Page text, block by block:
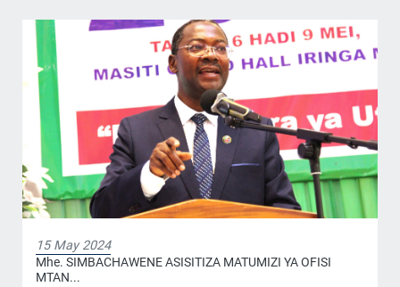
15 May 2024
Mhe. SIMBACHAWENE ASISITIZA MATUMIZI YA OFISI
MTAN...